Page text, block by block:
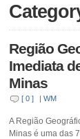
Região
Imediata
Minas
[ 0 ] |WM
A Região
Minas é uma das